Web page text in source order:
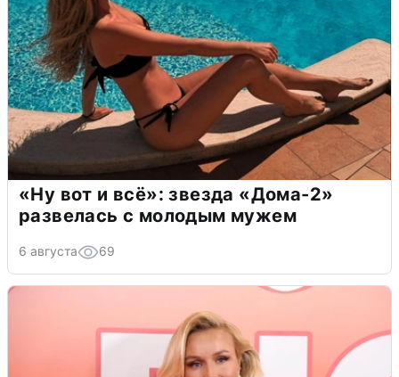
«Ну вот и всё»: звезда «Дома-2»
развелась с молодым мужем
6 августа 69